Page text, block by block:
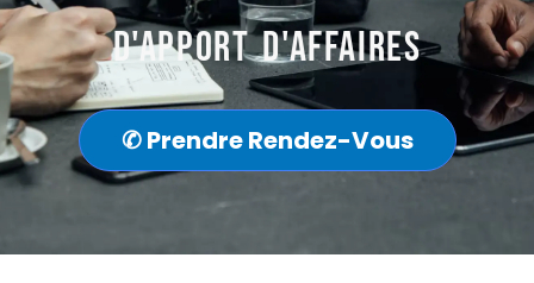
d'apport d'affaires
✆ Prendre Rendez-Vous